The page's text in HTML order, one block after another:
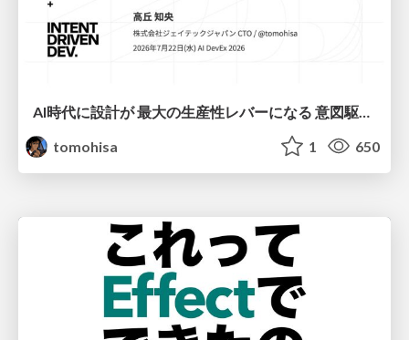
tomohisa
1 650